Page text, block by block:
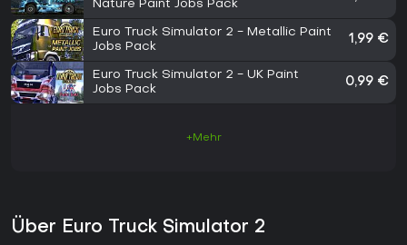
Nature Paint Jobs Pack
Euro Truck Simulator 2 - Metallic Paint
Jobs Pack
1,99 €
Euro Truck Simulator 2 - UK Paint
Jobs Pack
0,99 €
+Mehr
Über Euro Truck Simulator 2